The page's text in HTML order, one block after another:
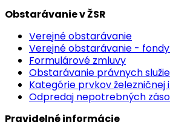
Obstarávanie v ŽSR
Verejné obstarávanie
Verejné obstarávanie - fondy
Formulárové zmluvy
Obstarávanie právnych
Kategórie prvkov
Odpredaj nepotrebných
Pravidelné informácie